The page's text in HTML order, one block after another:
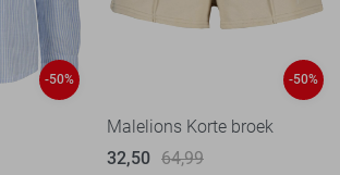
-50% -50%
Malelions Korte broek
32,50 64,99